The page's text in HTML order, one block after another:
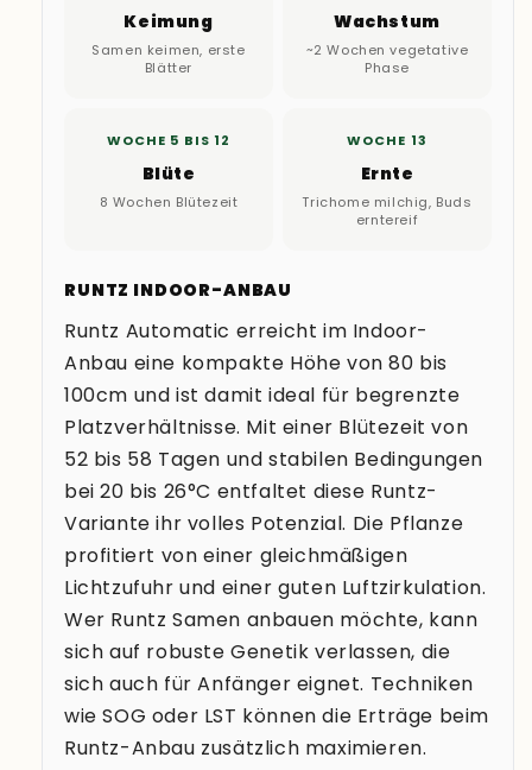
Keimung
Samen keimen, erste
Blätter
Wachstum
~2 Wochen vegetative
Phase
WOCHE 5 BIS 12
Blüte
8 Wochen Blütezeit
WOCHE 13
Ernte
Trichome milchig, Buds
erntereif
RUNTZ INDOOR-ANBAU
Runtz Automatic erreicht im Indoor-
Anbau eine kompakte Höhe von 80 bis
100cm und ist damit ideal für begrenzte
Platzverhältnisse. Mit einer Blütezeit von
52 bis 58 Tagen und stabilen Bedingungen
bei 20 bis 26°C entfaltet diese Runtz-
Variante ihr volles Potenzial. Die Pflanze
profitiert von einer gleichmäßigen
Lichtzufuhr und einer guten Luftzirkulation.
Wer Runtz Samen anbauen möchte, kann
sich auf robuste Genetik verlassen, die
sich auch für Anfänger eignet. Techniken
wie SOG oder LST können die Erträge beim
Runtz-Anbau zusätzlich maximieren.